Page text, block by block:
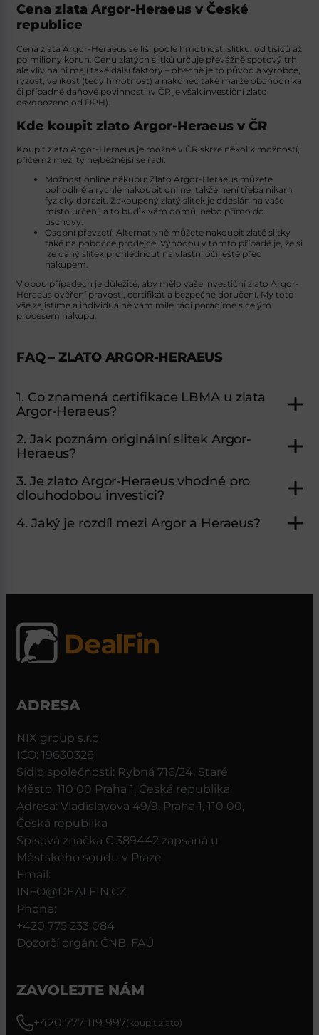
Cena zlata Argor-Heraeus v České
republice
Cena zlata Argor-Heraeus se liší podle hmotnosti slitku, od tisíců až
po miliony korun. Cenu zlatých slitků určuje převážně spotový trh,
ale vliv na ni mají také další faktory – obecně je to původ a výrobce,
ryzost, velikost (tedy hmotnost) a nakonec také marže obchodníka
či případné daňové povinnosti (v ČR je však investiční zlato
osvobozeno od DPH).
Kde koupit zlato Argor-Heraeus v ČR
Koupit zlato Argor-Heraeus je možné v ČR skrze několik možností,
přičemž mezi ty nejběžnější se řadí:
Možnost online nákupu: Zlato Argor-Heraeus můžete
pohodlně a rychle nakoupit online, takže není třeba nikam
fyzicky dorazit. Zakoupený zlatý slitek je odeslán na vaše
místo určení, a to buď k vám domů, nebo přímo do
úschovy.
Osobní převzetí: Alternativně můžete nakoupit zlaté slitky
také na pobočce prodejce. Výhodou v tomto případě je, že si
lze daný slitek prohlédnout na vlastní oči ještě před
nákupem.
V obou případech je důležité, aby mělo vaše investiční zlato Argor-
Heraeus ověření pravosti, certifikát a bezpečné doručení. My toto
vše zajistíme a individuálně vám mile rádi poradíme s celým
procesem nákupu.
FAQ – ZLATO ARGOR-HERAEUS
1. Co znamená certifikace LBMA u zlata
Argor-Heraeus?
2. Jak poznám originální slitek Argor-
Heraeus?
3. Je zlato Argor-Heraeus vhodné pro
dlouhodobou investici?
4. Jaký je rozdíl mezi Argor a Heraeus?
ADRESA
NIX group s.r.o
IČO: 19630328
Sídlo společnosti: Rybná 716/24, Staré
Město, 110 00 Praha 1, Česká republika
Adresa: Vladislavova 49/9, Praha 1, 110 00,
Česká republika
Spisová značka C 389442 zapsaná u
Městského soudu v Praze
Email:
INFO@DEALFIN.CZ
Phone:
+420 775 233 084
Dozorčí orgán: ČNB, FAÚ
ZAVOLEJTE NÁM
+420 777 119 997(koupit zlato)